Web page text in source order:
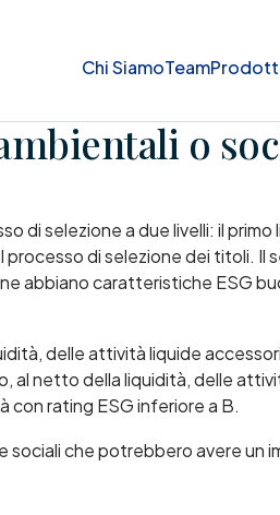
Chi SiamoTeam
o
di selezione a due livelli: il
di selezione dei titoli.
abbiano caratteristiche ESG
delle attività liquide
al netto della liquidità, delle
rating ESG inferiore a B.
sociali che potrebbero avere